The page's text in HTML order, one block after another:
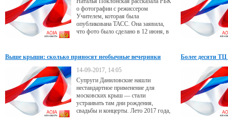
о фотографии с режиссером
Учителем, которая была
опубликована ТАСС. Она заявила,
что фото было сделано в 12 июня, в
«сентябрьский»
Выше крыши: сколько приносят необычные вечеринки
14-09-2017, 14:05
Супруги Даниловские нашли
нестандартное применение для
московских крыш — стали
устраивать там дни рождения,
свадьбы и концерты. Лето 2017 года,
Более десяти ТЦ